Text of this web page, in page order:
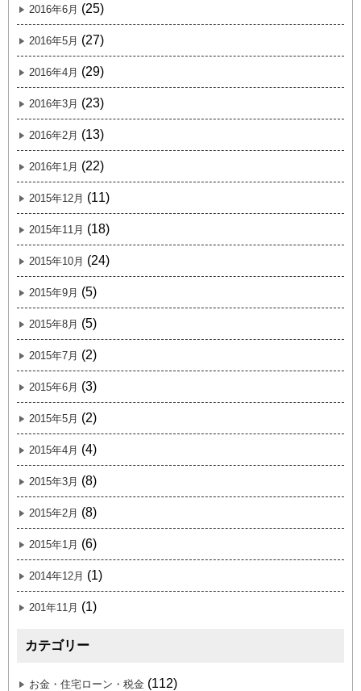
2016年6月 (25)
2016年5月 (27)
2016年4月 (29)
2016年3月 (23)
2016年2月 (13)
2016年1月 (22)
2015年12月 (11)
2015年11月 (18)
2015年10月 (24)
2015年9月 (5)
2015年8月 (5)
2015年7月 (2)
2015年6月 (3)
2015年5月 (2)
2015年4月 (4)
2015年3月 (8)
2015年2月 (8)
2015年1月 (6)
2014年12月 (1)
201年11月 (1)
カテゴリー
お金・住宅ローン・税金 (112)